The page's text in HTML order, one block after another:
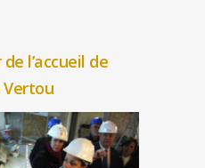
l’accueil de
Vertou